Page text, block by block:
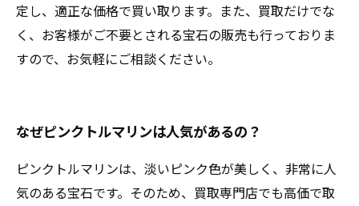
定し、適正な価格で買い取ります。また、買取だけでな
く、お客様がご不要とされる宝石の販売も行っておりま
すので、お気軽にご相談ください。
なぜピンクトルマリンは人気があるの？
ピンクトルマリンは、淡いピンク色が美しく、非常に人
気のある宝石です。そのため、買取専門店でも高価で取